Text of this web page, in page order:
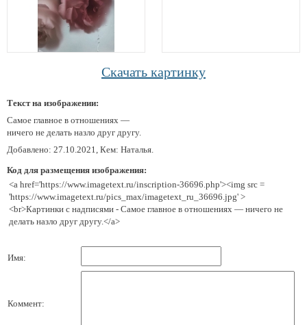
Скачать картинку
Текст на изображении:
Самое главное в отношениях —
ничего не делать назло друг другу.
Добавлено: 27.10.2021, Кем: Наталья.
Код для размещения изображения:
<a href='https://www.imagetext.ru/inscription-36696.php'><img src =
'https://www.imagetext.ru/pics_max/imagetext_ru_36696.jpg' >
<br>Картинки с надписями - Самое главное в отношениях — ничего не
делать назло друг другу.</a>
Имя:
Коммент: